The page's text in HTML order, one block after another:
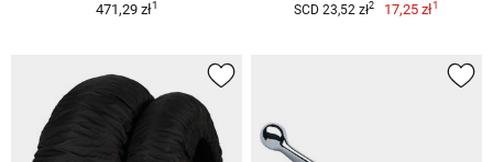
471,29 zł1 SCD 23,52 zł2 17,25 zł1